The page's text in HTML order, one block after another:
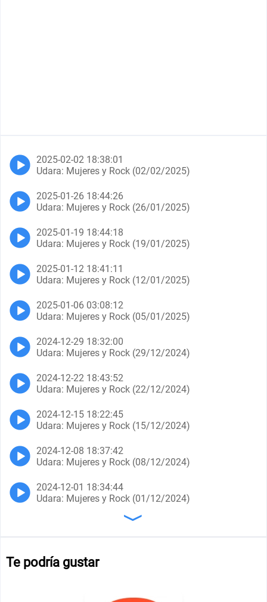
2025-02-02 18:38:01
Udara: Mujeres y Rock (02/02/2025)
2025-01-26 18:44:26
Udara: Mujeres y Rock (26/01/2025)
2025-01-19 18:44:18
Udara: Mujeres y Rock (19/01/2025)
2025-01-12 18:41:11
Udara: Mujeres y Rock (12/01/2025)
2025-01-06 03:08:12
Udara: Mujeres y Rock (05/01/2025)
2024-12-29 18:32:00
Udara: Mujeres y Rock (29/12/2024)
2024-12-22 18:43:52
Udara: Mujeres y Rock (22/12/2024)
2024-12-15 18:22:45
Udara: Mujeres y Rock (15/12/2024)
2024-12-08 18:37:42
Udara: Mujeres y Rock (08/12/2024)
2024-12-01 18:34:44
Udara: Mujeres y Rock (01/12/2024)
〉
Te podría gustar